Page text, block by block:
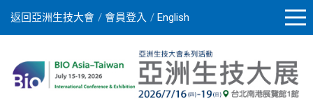
返回亞洲生技大會 會員登入 English